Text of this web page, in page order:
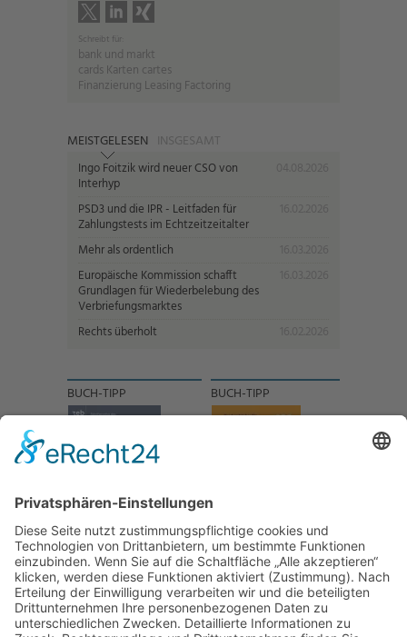
Schreibt für:
bank und markt
cards Karten cartes
Finanzierung Leasing Factoring
MEISTGELESEN INSGESAMT
Ingo Foitzik wird neuer CSO von
Interhyp
PSD3 und die IPR - Leitfaden für
Zahlungstests im Echtzeitzeitalter
Mehr als ordentlich
Europäische Kommission schafft
Grundlagen für Wiederbelebung des
Verbriefungsmarktes
Rechts überholt
BUCH-TIPP BUCH-TIPP